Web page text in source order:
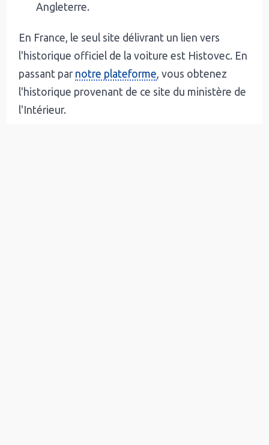
Angleterre.
En France, le seul site délivrant un lien vers
l'historique officiel de la voiture est Histovec. En
passant par notre plateforme , vous obtenez
l'historique provenant de ce site du ministère de
l'Intérieur.